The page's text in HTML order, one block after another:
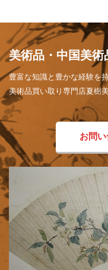
美術品・中国美
豊富な知識と豊かな経験を
美術品買い取り専門店夏樹
お問